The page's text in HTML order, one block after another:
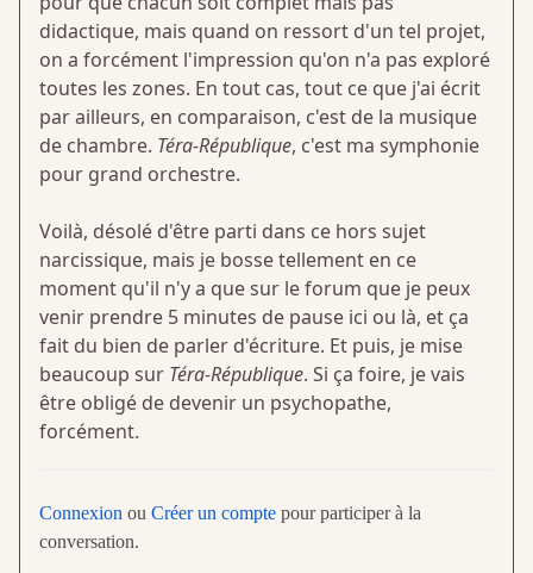
didactique, mais quand on ressort d'un tel projet,
on a forcément l'impression qu'on n'a pas exploré
toutes les zones. En tout cas, tout ce que j'ai écrit
par ailleurs, en comparaison, c'est de la musique
de chambre. Téra-République, c'est ma symphonie
pour grand orchestre.
Voilà, désolé d'être parti dans ce hors sujet
narcissique, mais je bosse tellement en ce
moment qu'il n'y a que sur le forum que je peux
venir prendre 5 minutes de pause ici ou là, et ça
fait du bien de parler d'écriture. Et puis, je mise
beaucoup sur Téra-République. Si ça foire, je vais
être obligé de devenir un psychopathe,
forcément.
Connexion ou Créer un compte pour participer à la
conversation.